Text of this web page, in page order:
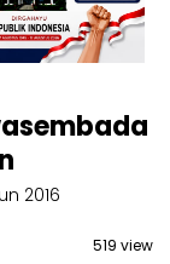
2016
519 view